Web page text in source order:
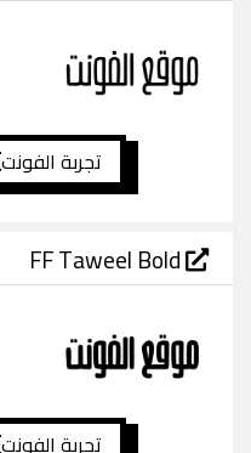
تجربة الفونت
FF Taweel Bold
تجربة الفونت